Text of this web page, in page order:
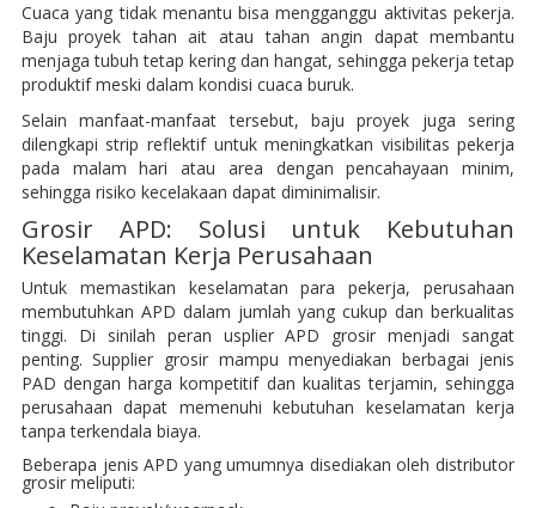
Cuaca yang tidak menantu bisa mengganggu aktivitas pekerja.
Baju proyek tahan ait atau tahan angin dapat membantu
menjaga tubuh tetap kering dan hangat, sehingga pekerja tetap
produktif meski dalam kondisi cuaca buruk.
Selain manfaat-manfaat tersebut, baju proyek juga sering
dilengkapi strip reflektif untuk meningkatkan visibilitas pekerja
pada malam hari atau area dengan pencahayaan minim,
sehingga risiko kecelakaan dapat diminimalisir.
Grosir APD: Solusi untuk Kebutuhan
Keselamatan Kerja Perusahaan
Untuk memastikan keselamatan para pekerja, perusahaan
membutuhkan APD dalam jumlah yang cukup dan berkualitas
tinggi. Di sinilah peran usplier APD grosir menjadi sangat
penting. Supplier grosir mampu menyediakan berbagai jenis
PAD dengan harga kompetitif dan kualitas terjamin, sehingga
perusahaan dapat memenuhi kebutuhan keselamatan kerja
tanpa terkendala biaya.
Beberapa jenis APD yang umumnya disediakan oleh distributor
grosir meliputi: